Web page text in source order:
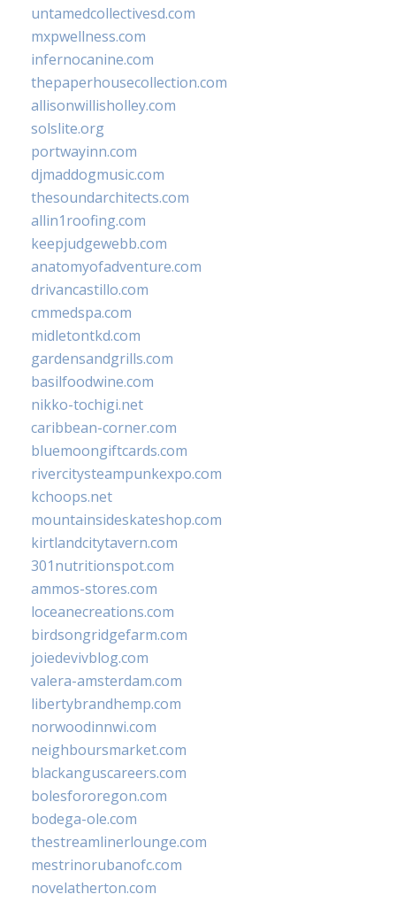
untamedcollectivesd.com
mxpwellness.com
infernocanine.com
thepaperhousecollection.com
allisonwillisholley.com
solslite.org
portwayinn.com
djmaddogmusic.com
thesoundarchitects.com
allin1roofing.com
keepjudgewebb.com
anatomyofadventure.com
drivancastillo.com
cmmedspa.com
midletontkd.com
gardensandgrills.com
basilfoodwine.com
nikko-tochigi.net
caribbean-corner.com
bluemoongiftcards.com
rivercitysteampunkexpo.com
kchoops.net
mountainsideskateshop.com
kirtlandcitytavern.com
301nutritionspot.com
ammos-stores.com
loceanecreations.com
birdsongridgefarm.com
joiedevivblog.com
valera-amsterdam.com
libertybrandhemp.com
norwoodinnwi.com
neighboursmarket.com
blackanguscareers.com
bolesfororegon.com
bodega-ole.com
thestreamlinerlounge.com
mestrinorubanofc.com
novelatherton.com